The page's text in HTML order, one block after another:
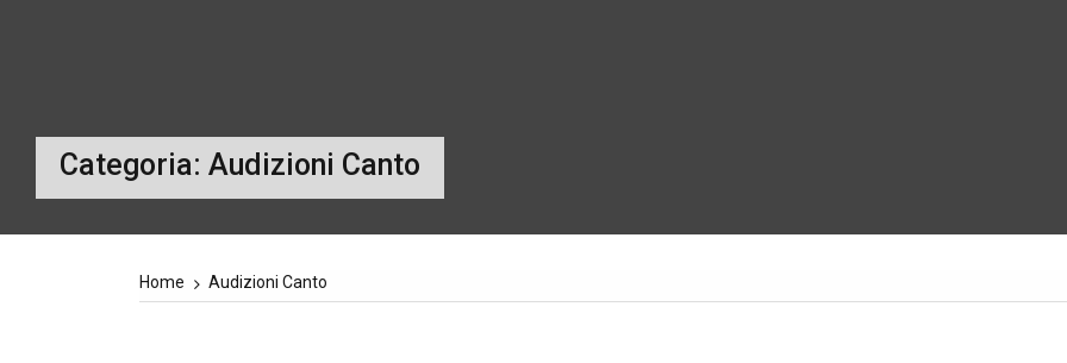
Categoria: Audizioni Canto
Home Audizioni Canto